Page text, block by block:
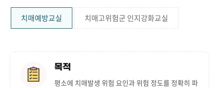
치매예방교실 치매고위험군 인지강화교실
목적
평소에 치매발생 위험 요인과 위험 정도를 정확히 파